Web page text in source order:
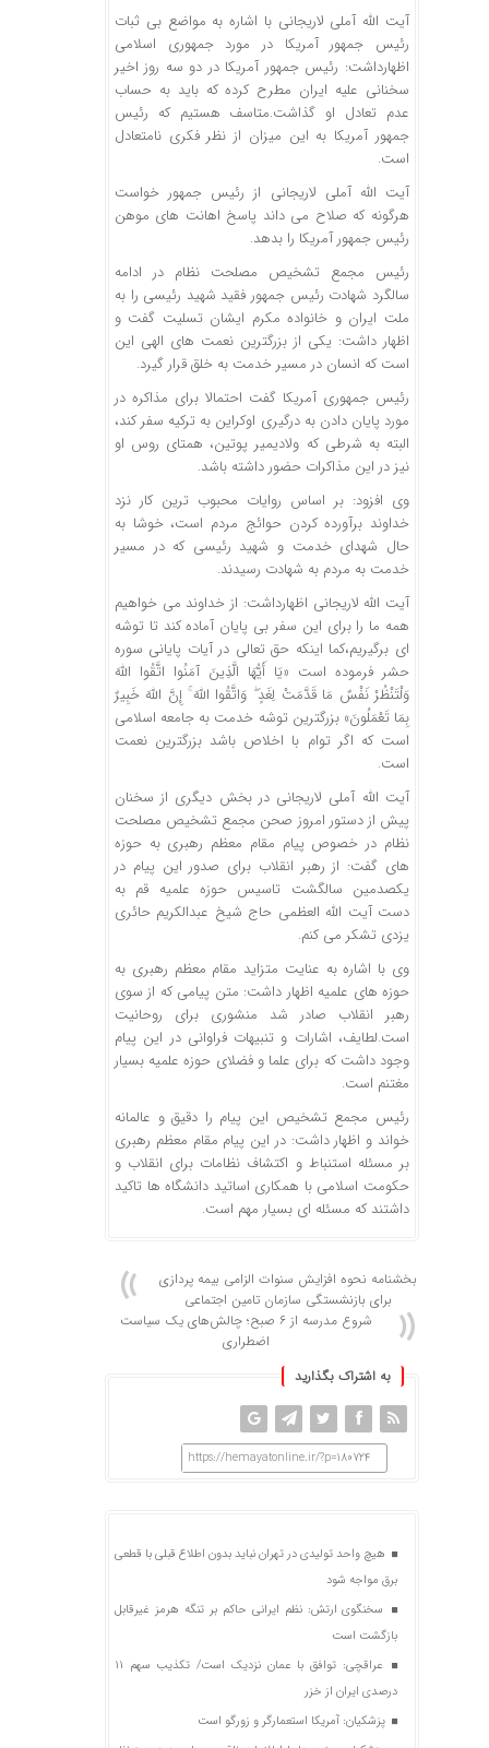
آیت الله آملی لاریجانی با اشاره به مواضع بی ثبات
رئیس جمهور آمریکا در مورد جمهوری اسلامی
اظهارداشت: رئیس جمهور آمریکا در دو سه روز اخیر
سخنانی علیه ایران مطرح کرده که باید به حساب
عدم تعادل او گذاشت.متاسف هستیم که رئیس
جمهور آمریکا به این میزان از نظر فکری نامتعادل
است.
آیت الله آملی لاریجانی از رئیس جمهور خواست
هرگونه که صلاح می داند پاسخ اهانت های موهن
رئیس جمهور آمریکا را بدهد.
رئیس مجمع تشخیص مصلحت نظام در ادامه
سالگرد شهادت رئیس جمهور فقید شهید رئیسی را به
ملت ایران و خانواده مکرم ایشان تسلیت گفت و
اظهار داشت: یکی از بزرگترین نعمت های الهی این
است که انسان در مسیر خدمت به خلق قرار گیرد.
رئیس جمهوری آمریکا گفت احتمالا برای مذاکره در
مورد پایان دادن به درگیری اوکراین به ترکیه سفر کند،
البته به شرطی که ولادیمیر پوتین، همتای روس او
نیز در این مذاکرات حضور داشته باشد.
وی افزود: بر اساس روایات محبوب ترین کار نزد
خداوند برآورده کردن حوائج مردم است، خوشا به
حال شهدای خدمت و شهید رئیسی که در مسیر
خدمت به مردم به شهادت رسیدند.
آیت الله لاریجانی اظهارداشت: از خداوند می خواهیم
همه ما را برای این سفر بی پایان آماده کند تا توشه
ای برگیریم،کما اینکه حق تعالی در آیات پایانی سوره
حشر فرموده است «یَا أَیُّهَا الَّذِینَ آمَنُوا اتَّقُوا اللَّهَ
وَلْتَنْظُرْ نَفْسٌ مَا قَدَّمَتْ لِغَدٍ ۖ وَاتَّقُوا اللَّهَ ۚ إِنَّ اللَّهَ خَبِیرٌ
بِمَا تَعْمَلُونَ» بزرگترین توشه خدمت به جامعه اسلامی
است که اگر توام با اخلاص باشد بزرگترین نعمت
است.
آیت الله آملی لاریجانی در بخش دیگری از سخنان
پیش از دستور امروز صحن مجمع تشخیص مصلحت
نظام در خصوص پیام مقام معظم رهبری به حوزه
های گفت: از رهبر انقلاب برای صدور این پیام در
یکصدمین سالگشت تاسیس حوزه علمیه قم به
دست آیت الله العظمی حاج شیخ عبدالکریم حائری
یزدی تشکر می کنم.
وی با اشاره به عنایت متزاید مقام معظم رهبری به
حوزه های علمیه اظهار داشت: متن پیامی که از سوی
رهبر انقلاب صادر شد منشوری برای روحانیت
است.لطایف، اشارات و تنبیهات فراوانی در این پیام
وجود داشت که برای علما و فضلای حوزه علمیه بسیار
مغتنم است.
رئیس مجمع تشخیص این پیام را دقیق و عالمانه
خواند و اظهار داشت: در این پیام مقام معظم رهبری
بر مسئله استنباط و اکتشاف نظامات برای انقلاب و
حکومت اسلامی با همکاری اساتید دانشگاه ها تاکید
داشتند که مسئله ای بسیار مهم است.
بخشنامه نحوه افزایش سنوات الزامی بیمه پردازی
برای بازنشستگی سازمان تامین اجتماعی
شروع مدرسه از ۶ صبح؛ چالش‌های یک سیاست
اضطراری
به اشتراک بگذارید
https://hemayatonline.ir/?p=180724
هیچ واحد تولیدی در تهران نباید بدون اطلاع قبلی با قطعی
برق مواجه شود
سخنگوی ارتش: نظم ایرانی حاکم بر تنگه هرمز غیرقابل
بازگشت است
عراقچی: توافق با عمان نزدیک است/ تکذیب سهم ۱۱
درصدی ایران از خزر
پزشکیان: آمریکا استعمارگر و زورگو است